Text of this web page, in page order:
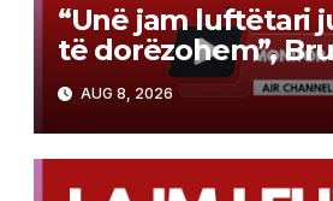
“Unë jam luftëtari
të dorëzohem”,
Guimaraes
zyrtarisht tek
nis me premtime
AUG 8, 2026